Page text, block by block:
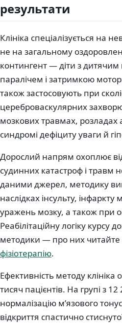
результати
Клініка спеціалізується на
не на загальному
контингент — діти з
паралічем і затримкою
також застосовують при
цереброваскулярних
мозкових травмах, розладах
синдромі дефіциту уваги й
Дорослий напрям охоплює
судинних катастроф і травм
даними джерел, методику
наслідках інсульту,
уражень мозку, а також при
Реабілітаційну логіку курсу
методики — про них читайте
фізіотерапію.
Ефективність методу
тисяч пацієнтів. На групі з 12
нормалізацію м’язового
відкриття спастично